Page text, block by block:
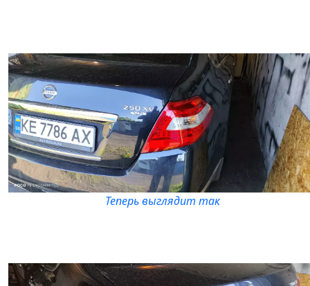
Теперь выглядит так